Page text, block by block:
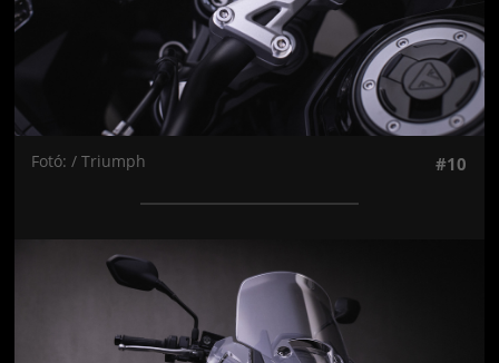
Fotó: / Triumph #10
Jön még kép!